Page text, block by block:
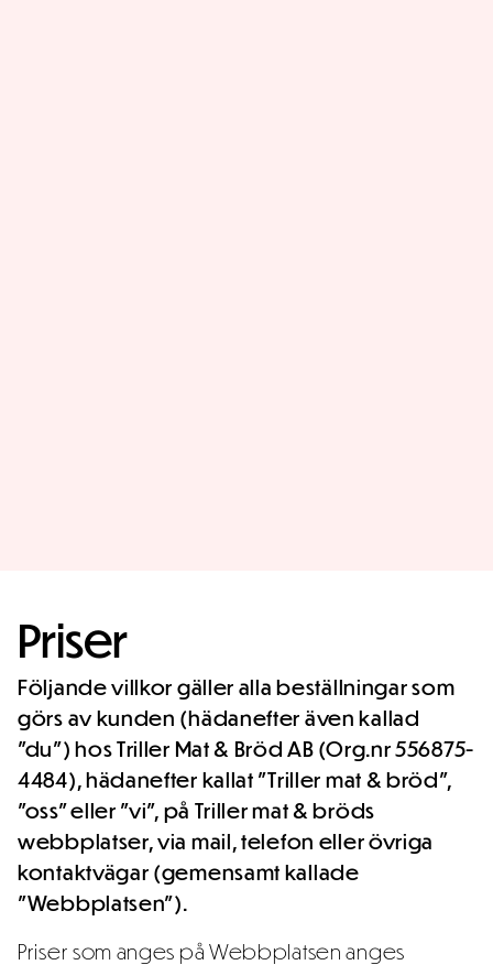
Priser
Följande villkor gäller alla beställningar som
görs av kunden (hädanefter även kallad
”du”) hos Triller Mat & Bröd AB (Org.nr 556875-
4484), hädanefter kallat ”Triller mat & bröd”,
”oss” eller ”vi”, på Triller mat & bröds
webbplatser, via mail, telefon eller övriga
kontaktvägar (gemensamt kallade
”Webbplatsen”).
Priser som anges på Webbplatsen anges